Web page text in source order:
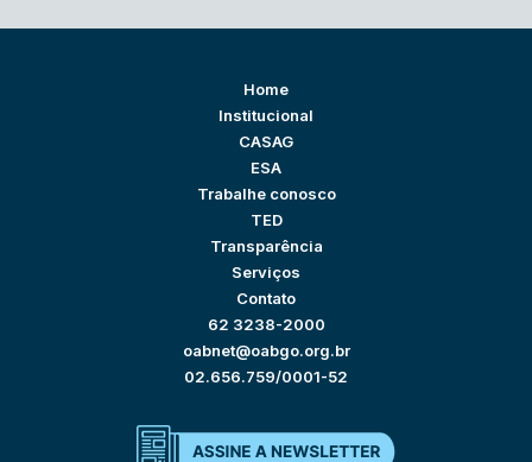
Home
Institucional
CASAG
ESA
Trabalhe conosco
TED
Transparência
Serviços
Contato
62 3238-2000
oabnet@oabgo.org.br
02.656.759/0001-52